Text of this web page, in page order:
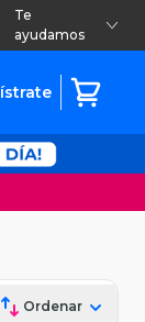
Te
ayudamos
Ordenar